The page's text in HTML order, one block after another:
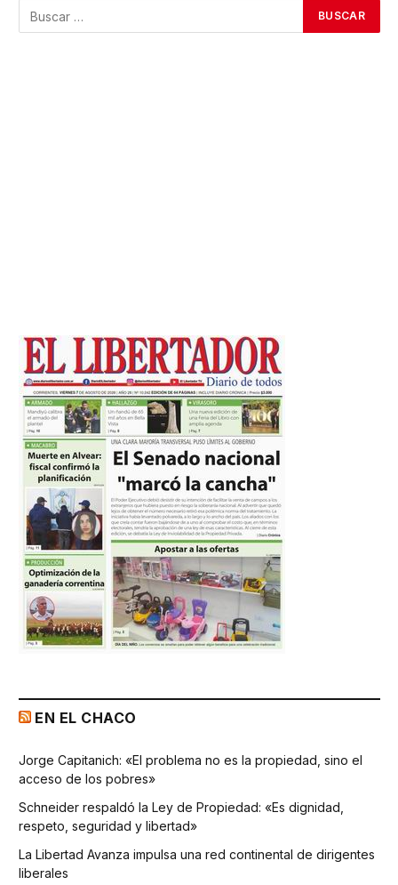
EN EL CHACO
Jorge Capitanich: «El problema no es la propiedad, sino el
acceso de los pobres»
Schneider respaldó la Ley de Propiedad: «Es dignidad,
respeto, seguridad y libertad»
La Libertad Avanza impulsa una red continental de dirigentes
liberales